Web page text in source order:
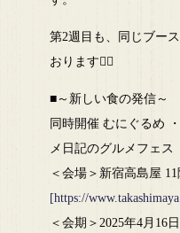
第2週目も、同じブー
おります🙇‍♀️
■～新しい食の発信～
同時開催 むにぐるめ
メ日記のグルメフェス
＜会場＞新宿高島屋
[https://
＜会期＞2025年4月16